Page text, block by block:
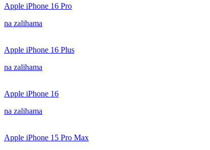
Apple iPhone 16 Pro
na zalihama
Apple iPhone 16 Plus
na zalihama
Apple iPhone 16
na zalihama
Apple iPhone 15 Pro Max